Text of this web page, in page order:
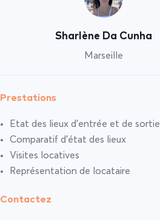
Sharlène Da Cunha
Marseille
Prestations
Etat des lieux d’entrée et de sortie
Comparatif d’état des lieux
Visites locatives
Représentation de locataire
Contactez